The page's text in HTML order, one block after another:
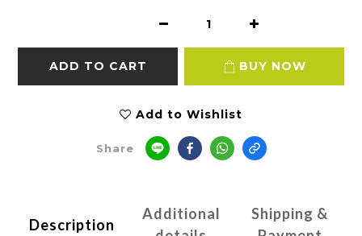
ADD TO CART BUY NOW
Add to Wishlist
Share
Description
Additional
Shipping &